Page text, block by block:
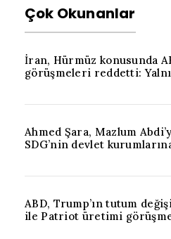
Çok Okunanlar
İran, Hürmüz konusunda
görüşmeleri reddetti:
Ahmed Şara, Mazlum
SDG’nin devlet
ABD, Trump’ın tutum
ile Patriot üretimi